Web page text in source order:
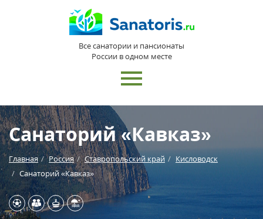
Все санатории и пансионаты
России в одном месте
Санаторий «Кавказ»
Главная Россия Ставропольский край
Кисловодск
Санаторий «Кавказ»